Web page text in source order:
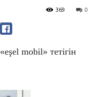
0
369
mobil» тетігін